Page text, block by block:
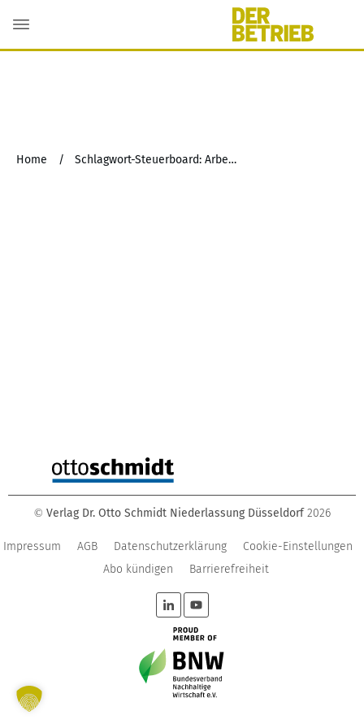
Home / Schlagwort-Steuerboard: Arbeitnehmerfreizügigkeit
© Verlag Dr. Otto Schmidt Niederlassung Düsseldorf 2026
Impressum AGB Datenschutzerklärung
Cookie-Einstellungen
Abo kündigen
Barrierefreiheit